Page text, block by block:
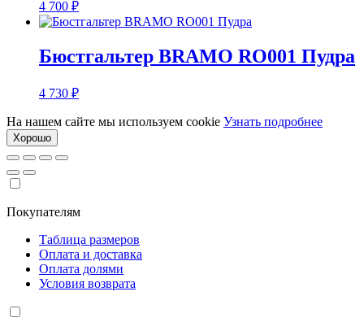
4 700 ₽
Бюстгальтер BRAMO RO001 Пудра
4 730 ₽
На нашем сайте мы используем cookie Узнать подробнее
Хорошо
Покупателям
Таблица размеров
Оплата и доставка
Оплата долями
Условия возврата